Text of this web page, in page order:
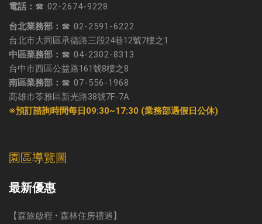
電話： ☎ 02-2674-9228
台北業務部： ☎ 02-2591-6222
台北市大同區承德路三段24巷12號7樓之1
中區業務部： ☎ 04-2302-8313
台中市西區公益路161號8樓之8
南區業務部： ☎ 07-556-1968
高雄市苓雅區新光路38號7F-7A
※預訂諮詢時間每日09:30~17:30 (業務部遇假日公休)
園區導覽圖
最新優惠
【森旅啟程 • 森林住房禮遇】